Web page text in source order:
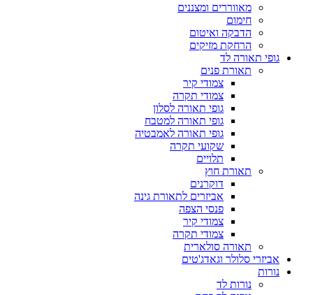
מאווררים ומצננים
חימום
הדבקה ואיטום
הרחקת מזיקים
גופי תאורה לד
תאורת פנים
צמודי קיר
צמודי תקרה
גופי תאורה לסלון
גופי תאורה למטבח
גופי תאורה לאמבטיה
שקועי תקרה
תלויים
תאורת חוץ
דוקרנים
אביזרים לתאורת גינה
פנסי הצפה
צמודי קיר
צמודי תקרה
תאורה סולארית
אביזרי סלולר וגאדג'טים
נורות
נורות לד